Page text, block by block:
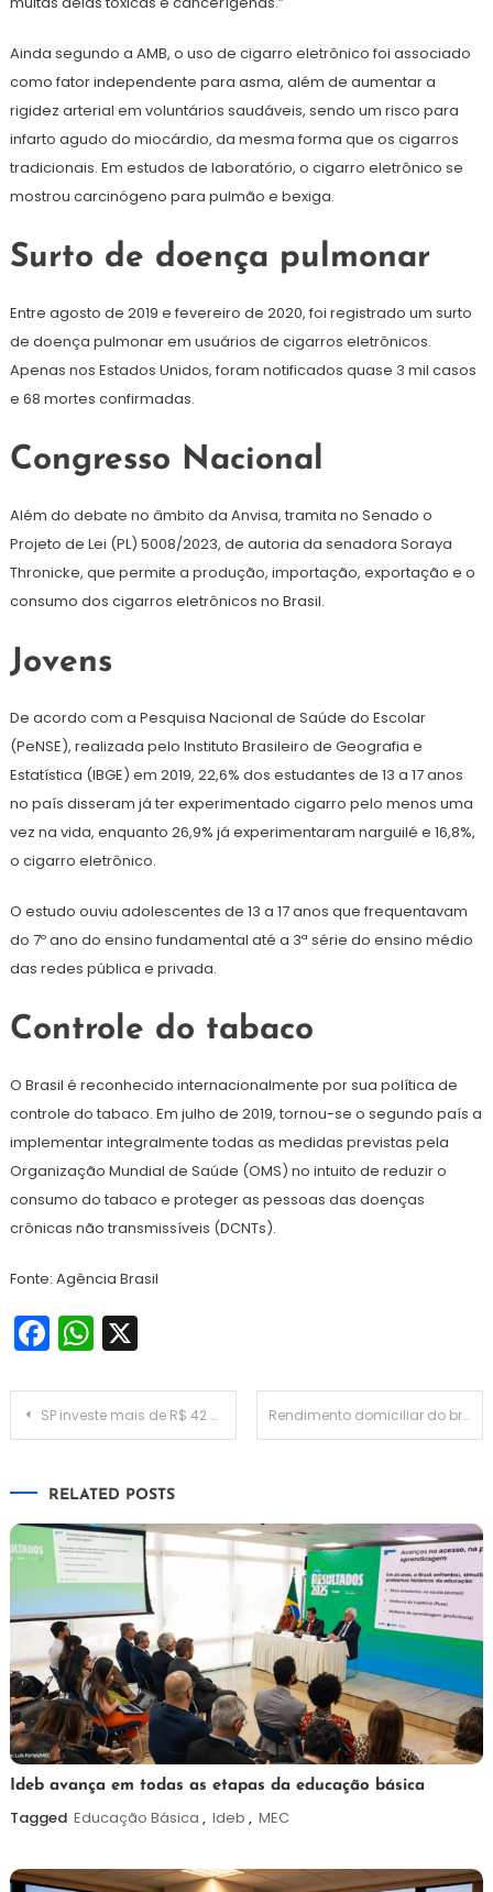
Ainda segundo a AMB, o uso de cigarro eletrônico foi associado
como fator independente para asma, além de aumentar a
rigidez arterial em voluntários saudáveis, sendo um risco para
infarto agudo do miocárdio, da mesma forma que os cigarros
tradicionais. Em estudos de laboratório, o cigarro eletrônico se
mostrou carcinógeno para pulmão e bexiga.
Surto de doença pulmonar
Entre agosto de 2019 e fevereiro de 2020, foi registrado um surto
de doença pulmonar em usuários de cigarros eletrônicos.
Apenas nos Estados Unidos, foram notificados quase 3 mil casos
e 68 mortes confirmadas.
Congresso Nacional
Além do debate no âmbito da Anvisa, tramita no Senado o
Projeto de Lei (PL) 5008/2023, de autoria da senadora Soraya
Thronicke, que permite a produção, importação, exportação e o
consumo dos cigarros eletrônicos no Brasil.
Jovens
De acordo com a Pesquisa Nacional de Saúde do Escolar
(PeNSE), realizada pelo Instituto Brasileiro de Geografia e
Estatística (IBGE) em 2019, 22,6% dos estudantes de 13 a 17 anos
no país disseram já ter experimentado cigarro pelo menos uma
vez na vida, enquanto 26,9% já experimentaram narguilé e 16,8%,
o cigarro eletrônico.
O estudo ouviu adolescentes de 13 a 17 anos que frequentavam
do 7º ano do ensino fundamental até a 3ª série do ensino médio
das redes pública e privada.
Controle do tabaco
O Brasil é reconhecido internacionalmente por sua política de
controle do tabaco. Em julho de 2019, tornou-se o segundo país a
implementar integralmente todas as medidas previstas pela
Organização Mundial de Saúde (OMS) no intuito de reduzir o
consumo do tabaco e proteger as pessoas das doenças
crônicas não transmissíveis (DCNTs).
Fonte: Agência Brasil
Facebook
WhatsApp
X
Navegação
SP investe mais de R$ 42 milhões em pavimentação da Rodovia Rio Negro e Solimões Rendimento domiciliar do brasileiro chegou a R$ 1.848 em 2023
RELATED POSTS
6
de
agosto
2026
Maurilio
Ideb avança em todas as etapas da educação básica
Tagged Educação Básica , Ideb , MEC